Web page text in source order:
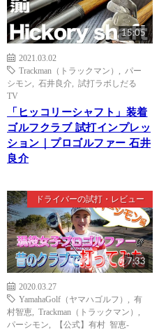
15:05
2021.03.02
Trackman（トラックマン）
パー
シモン
石井良介
試打ラボしだる
TV
「ヒッコリーシャフト」装着
ゴルフクラブ 試打インプレッ
ション｜プロゴルファー 石井
良介
ドライバーの試打・レビュー
7:33
2020.03.27
YamahaGolf（ヤマハゴルフ）
有
村智恵
Trackman（トラックマン）
パーシモン
【公式】有村 智恵-